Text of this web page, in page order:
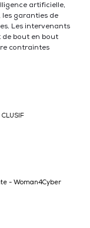
artificielle,
les garanties de
Les intervenants
bout en bout
contraintes
- Woman4Cyber